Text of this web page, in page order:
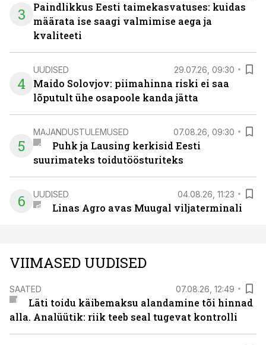
3
Paindlikkus Eesti taimekasvatuses: kuidas
määrata ise saagi valmimise aega ja
kvaliteeti
4
UUDISED 29.07.26, 09:30
Maido Solovjov: piimahinna riski ei saa
lõputult ühe osapoole kanda jätta
5
MAJANDUSTULEMUSED 07.08.26, 09:30
Puhk ja Lausing kerkisid Eesti
suurimateks toidutöösturiteks
6 UUDISED 04.08.26, 11:23
Linas Agro avas Muugal viljaterminali
VIIMASED UUDISED
SAATED 07.08.26, 12:49
Läti toidu käibemaksu alandamine tõi hinnad
alla. Analüütik: riik teeb seal tugevat kontrolli